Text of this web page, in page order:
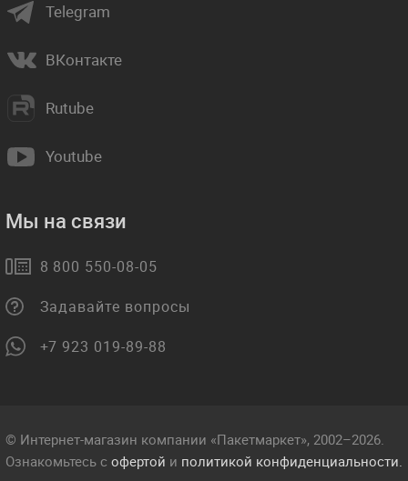
Telegram
ВКонтакте
Rutube
Youtube
Мы на связи
8 800 550-08-05
Задавайте вопросы
+7 923 019-89-88
© Интернет-магазин компании «Пакетмаркет», 2002–2026.
Ознакомьтесь с офертой и политикой конфиденциальности.